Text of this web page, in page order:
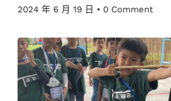
2024 年 6 月 19 日 • 0 Comment